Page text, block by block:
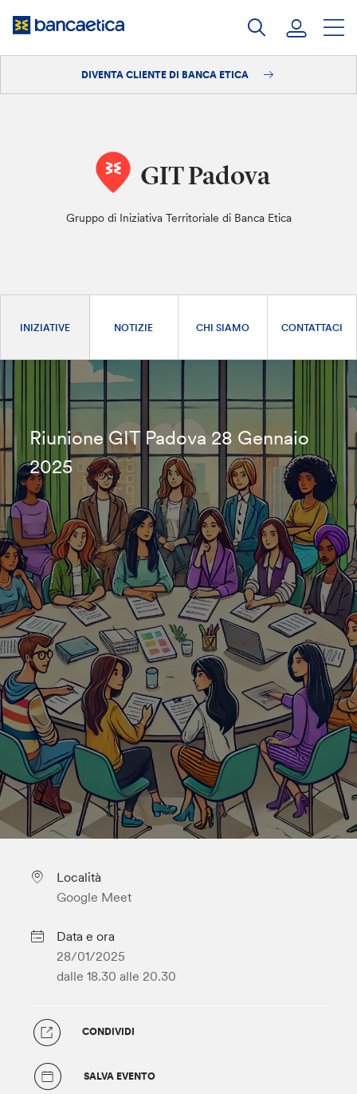
DIVENTA CLIENTE DI BANCA ETICA
GIT Padova
Gruppo di Iniziativa Territoriale di Banca Etica
INIZIATIVE NOTIZIE CHI SIAMO CONTATTACI
Riunione GIT Padova 28 Gennaio
2025
Località
Google Meet
Data e ora
28/01/2025
dalle 18.30 alle 20.30
CONDIVIDI
SALVA EVENTO